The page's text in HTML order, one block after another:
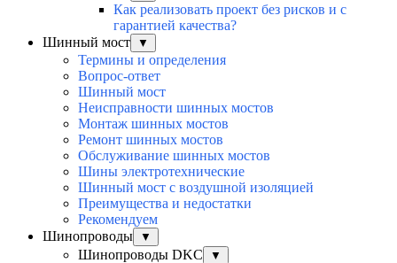
Как реализовать проект без рисков и с
гарантией качества?
Шинный мост
▼
Термины и определения
Вопрос-ответ
Шинный мост
Неисправности шинных мостов
Монтаж шинных мостов
Ремонт шинных мостов
Обслуживание шинных мостов
Шины электротехнические
Шинный мост с воздушной изоляцией
Преимущества и недостатки
Рекомендуем
Шинопроводы
▼
Шинопроводы DKC ▼